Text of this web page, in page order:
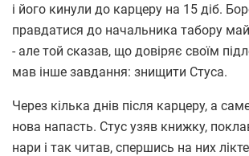
і його кинули до карцеру на 15 діб.
правдатися до начальника табору
- але той сказав, що довіряє своїм
мав інше завдання: знищити Стуса.
Через кілька днів після карцеру, а
нова напасть. Стус узяв книжку, поклав
нари і так читав, спершись на них